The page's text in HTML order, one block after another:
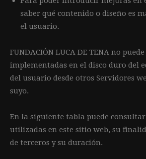
saber qué contenido o diseño es
el usuario.
FUNDACIÓN LUCA DE TENA no
implementadas en el disco duro del
del usuario desde otros Servidores
suyo.
En la siguiente tabla puede consultar
utilizadas en este sitio web, su
de terceros y su duración.